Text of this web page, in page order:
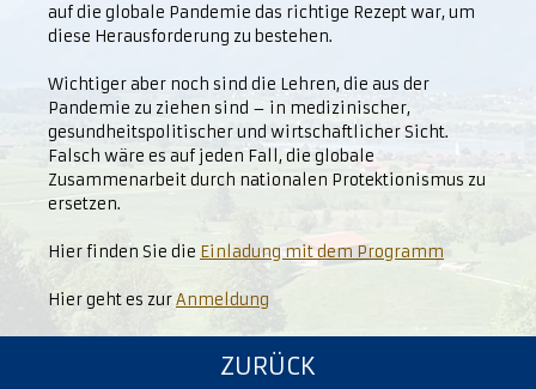
auf die globale Pandemie das richtige Rezept war, um
diese Herausforderung zu bestehen.
Wichtiger aber noch sind die Lehren, die aus der
Pandemie zu ziehen sind – in medizinischer,
gesundheitspolitischer und wirtschaftlicher Sicht.
Falsch wäre es auf jeden Fall, die globale
Zusammenarbeit durch nationalen Protektionismus zu
ersetzen.
Hier finden Sie die Einladung mit dem Programm
Hier geht es zurAnmeldung
ZURÜCK